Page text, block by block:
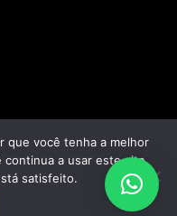
Marsh Blog by
que você tenha a melhor
continua a usar este site,
satisfeito.